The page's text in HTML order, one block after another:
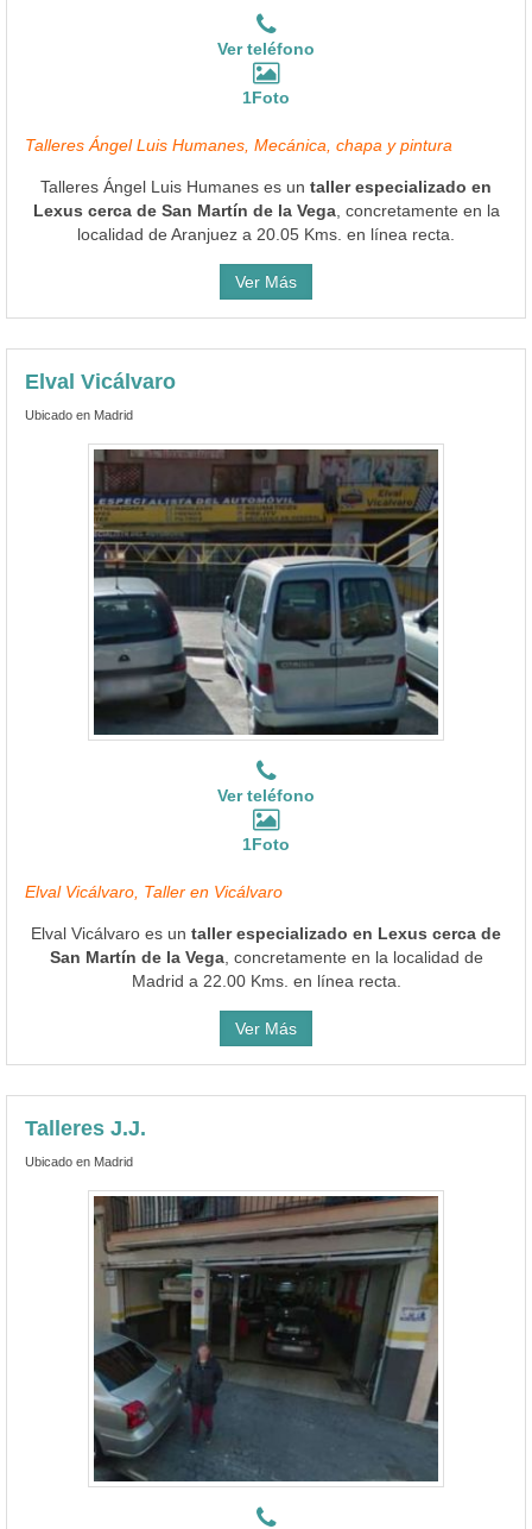
Ver teléfono
1Foto
Talleres Ángel Luis Humanes, Mecánica, chapa y pintura
Talleres Ángel Luis Humanes es un taller especializado en
Lexus cerca de San Martín de la Vega, concretamente en la
localidad de Aranjuez a 20.05 Kms. en línea recta.
Ver Más
Elval Vicálvaro
Ubicado en Madrid
Ver teléfono
1Foto
Elval Vicálvaro, Taller en Vicálvaro
Elval Vicálvaro es un taller especializado en Lexus cerca de
San Martín de la Vega, concretamente en la localidad de
Madrid a 22.00 Kms. en línea recta.
Ver Más
Talleres J.J.
Ubicado en Madrid